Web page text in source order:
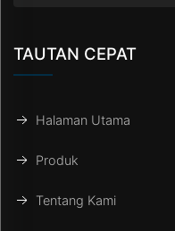
TAUTAN CEPAT
Halaman Utama
Produk
Tentang Kami